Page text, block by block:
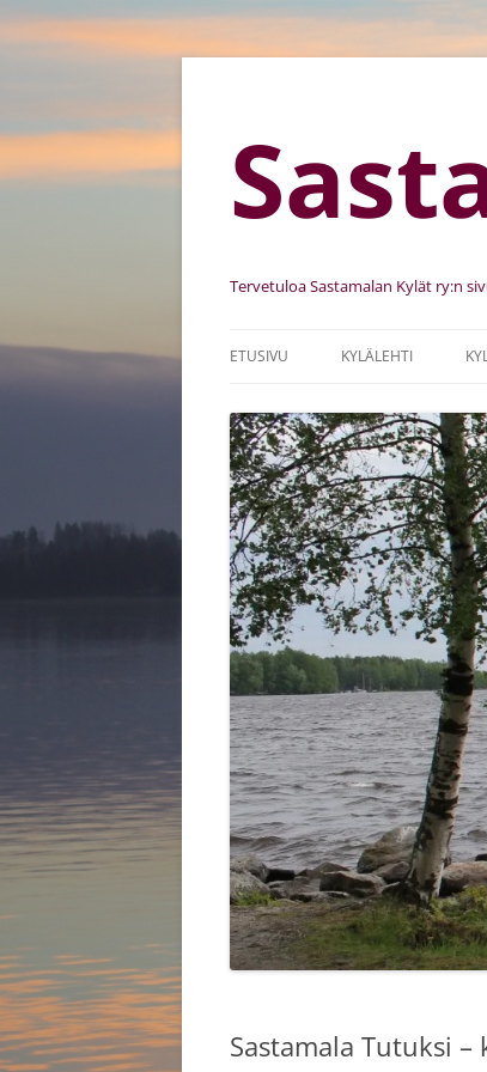
Tervetuloa Sastamalan Kylät ry:n
ETUSIVU
SÄÄNNÖT
JÄSENSEURAT
HALLITUS 2025
KYLÄLEHTI
Sastamala Tutuksi –